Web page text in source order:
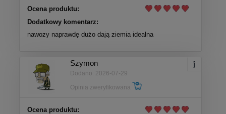
Ocena produktu:
Dodatkowy komentarz:
nawozy naprawdę dużo dają ziemia idealna
Szymon
Dodano: 2026-07-29
Opinia zweryfikowana
Ocena produktu: